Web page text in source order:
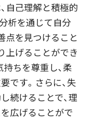
自己理解と積極的
析を通じて自分
点を見つけること
上げることができ
持ちを尊重し、柔
です。さらに、失
続けることで、理
広げることがで